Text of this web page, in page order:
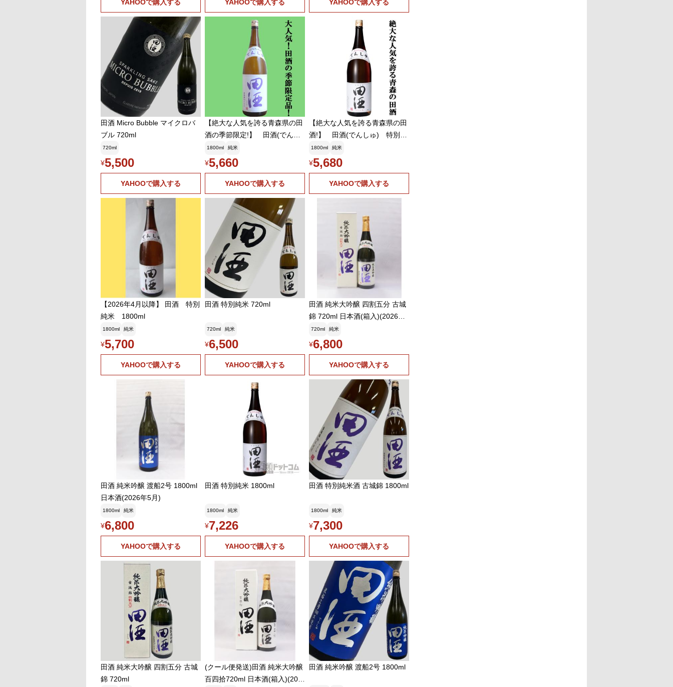
YAHOOで購入する YAHOOで購入する YAHOOで購入する
田酒 Micro Bubble マイクロバ
ブル 720ml
720ml
¥5,500
YAHOOで購入する
【絶大な人気を誇る青森県の田
酒の季節限定!】 田酒(でんし
ゅ) 特別純米酒 古城錦(こじ
ょうにしき) 精米歩合55% 1
800ml(クール便推奨)(k)
1800ml 純米
¥5,660
YAHOOで購入する
【絶大な人気を誇る青森県の田
酒!】 田酒(でんしゅ) 特別純
米酒 精米歩合55% 1800ml
(クール便推奨)(a)(k)
1800ml 純米
¥5,680
YAHOOで購入する
【2026年4月以降】 田酒 特別
純米 1800ml
1800ml 純米
¥5,700
YAHOOで購入する
田酒 特別純米 720ml
720ml 純米
¥6,500
YAHOOで購入する
田酒 純米大吟醸 四割五分 古城
錦 720ml 日本酒(箱入)(2026年3
月)
720ml 純米
¥6,800
YAHOOで購入する
田酒 純米吟醸 渡船2号 1800ml
日本酒(2026年5月)
1800ml 純米
¥6,800
YAHOOで購入する
田酒 特別純米 1800ml
1800ml 純米
¥7,226
YAHOOで購入する
田酒 特別純米酒 古城錦 1800ml
1800ml 純米
¥7,300
YAHOOで購入する
田酒 純米大吟醸 四割五分 古城
錦 720ml
(クール便発送)田酒 純米大吟醸
百四拾720ml 日本酒(箱入)(202
田酒 純米吟醸 渡船2号 1800ml